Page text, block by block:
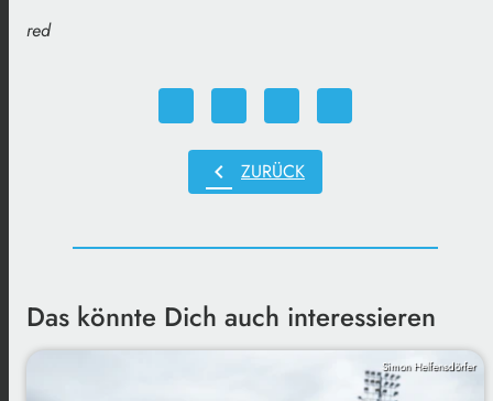
red
chevron_left ZURÜCK
Das könnte Dich auch interessieren
Simon Helfensdörfer